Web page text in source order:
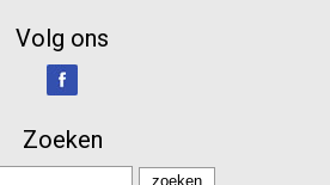
Volg ons
Zoeken